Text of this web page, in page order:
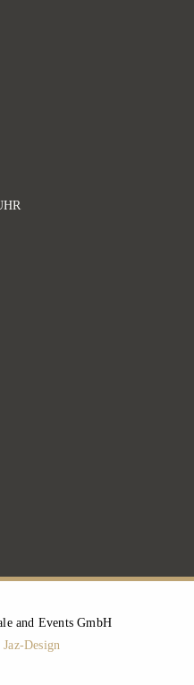
and Events GmbH
Jaz-Design